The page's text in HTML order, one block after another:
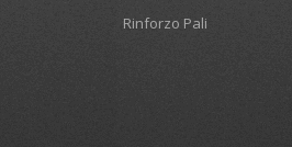
Rinforzo Pali